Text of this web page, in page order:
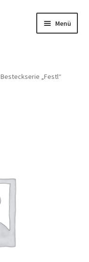
Menü
Besteckserie „Festl“